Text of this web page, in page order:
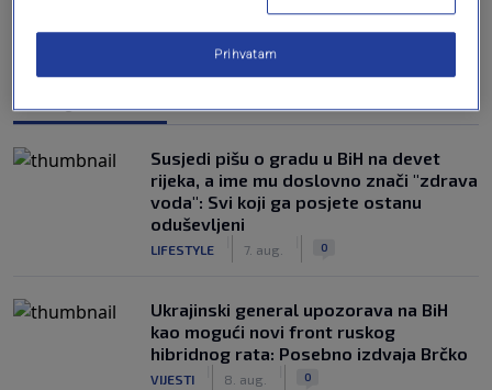
NAJČITANIJE
Susjedi pišu o gradu u BiH na devet
rijeka, a ime mu doslovno znači "zdrava
voda": Svi koji ga posjete ostanu
oduševljeni
LIFESTYLE 7. aug. 0
Ukrajinski general upozorava na BiH
kao mogući novi front ruskog
hibridnog rata: Posebno izdvaja Brčko
VIJESTI 8. aug. 0
Prihvatam